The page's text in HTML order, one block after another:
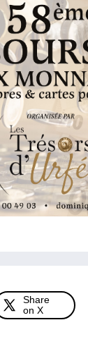
Share
on X